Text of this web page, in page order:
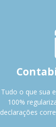
Tudo o que sua
100%
declarações
opcional,
Com a nossa
jurídica total
importa: o
Fale